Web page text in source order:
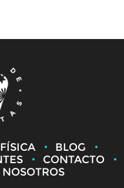
BLOG
CONTACTO